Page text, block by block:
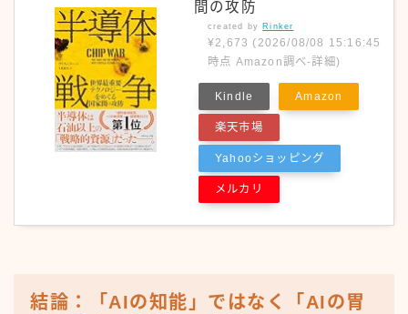
間の攻防
created by Rinker
¥2,673 (2026/08/08 15:16:45
時点 Amazon調べ-詳細)
Kindle Amazon
楽天市場
Yahooショッピング
メルカリ
結論：「AIの知能」ではなく「AIの胃